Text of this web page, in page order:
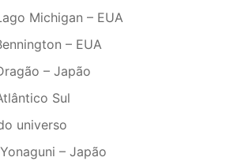
Michigan – EUA
– EUA
– Japão
Sul
universo
– Japão